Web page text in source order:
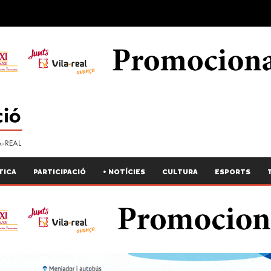
PARTICIPACIÓ + NOTÍCIES CULTURA ESPORTS